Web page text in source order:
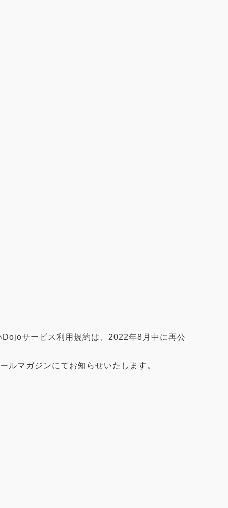
サービス利用規約は、2022年8月中に再公
マガジンにてお知らせいたします。